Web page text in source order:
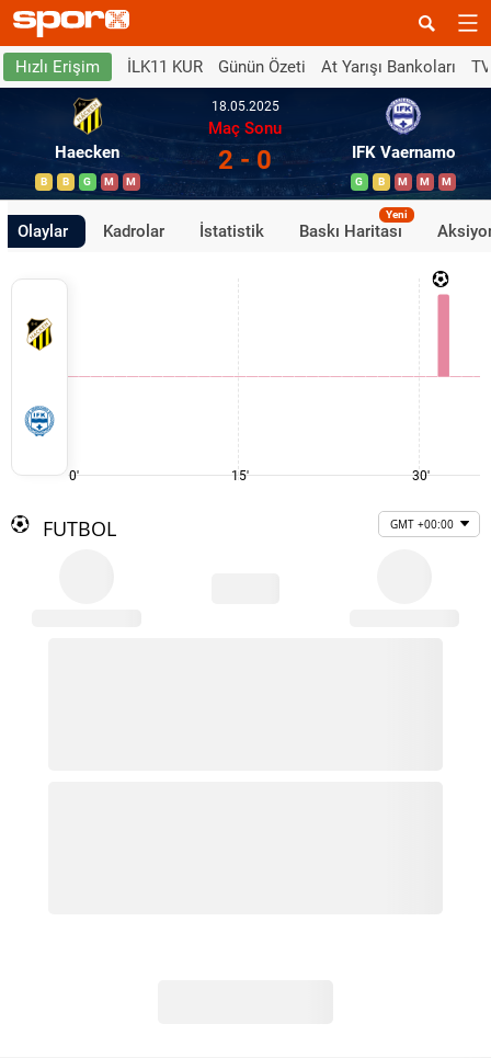
Hızlı Erişim İLK11 KUR Günün Özeti At Yarışı Bankoları
Haecken
B B G M M
18.05.2025
Maç Sonu
2 - 0 IFK Vaernamo
G B M M M
Olaylar Kadrolar İstatistik Baskı Haritası
Yeni
0' 15' 30'
FUTBOL GMT +00:00